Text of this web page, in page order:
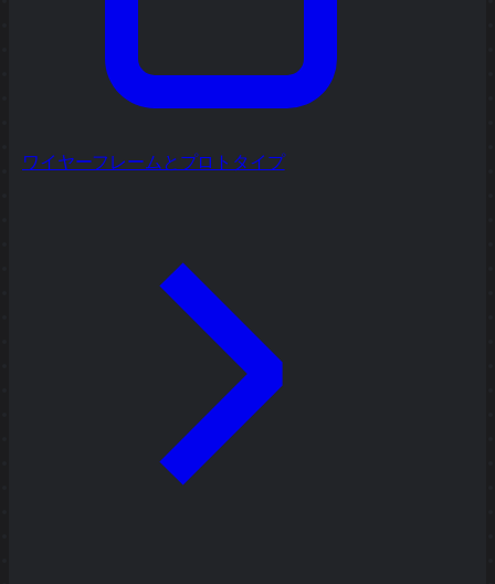
ワイヤーフレームとプロトタイプ